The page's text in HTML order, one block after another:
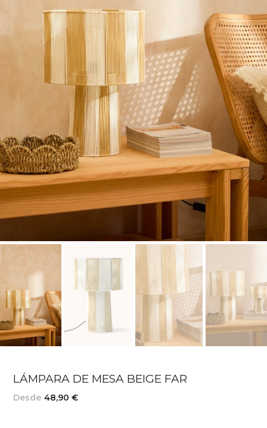
LÁMPARA DE MESA BEIGE FAR
Desde 48,90 €